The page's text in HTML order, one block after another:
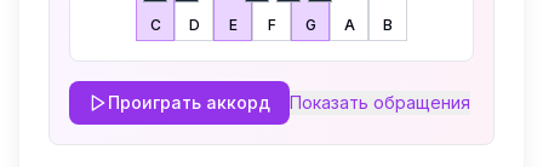
C D E F G A B
Проиграть аккорд Показать обращения